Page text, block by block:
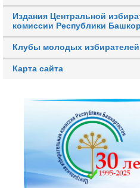
Издания Центральной
комиссии Республики
Клубы молодых избирателей
Карта сайта